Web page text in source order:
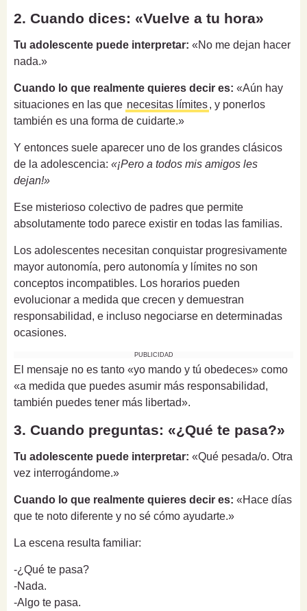
2. Cuando dices: «Vuelve a tu hora»
Tu adolescente puede interpretar: «No me dejan hacer
nada.»
Cuando lo que realmente quieres decir es: «Aún hay
situaciones en las que necesitas límites, y ponerlos
también es una forma de cuidarte.»
Y entonces suele aparecer uno de los grandes clásicos
de la adolescencia: «¡Pero a todos mis amigos les
dejan!»
Ese misterioso colectivo de padres que permite
absolutamente todo parece existir en todas las familias.
Los adolescentes necesitan conquistar progresivamente
mayor autonomía, pero autonomía y límites no son
conceptos incompatibles. Los horarios pueden
evolucionar a medida que crecen y demuestran
responsabilidad, e incluso negociarse en determinadas
ocasiones.
PUBLICIDAD
El mensaje no es tanto «yo mando y tú obedeces» como
«a medida que puedes asumir más responsabilidad,
también puedes tener más libertad».
3. Cuando preguntas: «¿Qué te pasa?»
Tu adolescente puede interpretar: «Qué pesada/o. Otra
vez interrogándome.»
Cuando lo que realmente quieres decir es: «Hace días
que te noto diferente y no sé cómo ayudarte.»
La escena resulta familiar:
-¿Qué te pasa?
-Nada.
-Algo te pasa.